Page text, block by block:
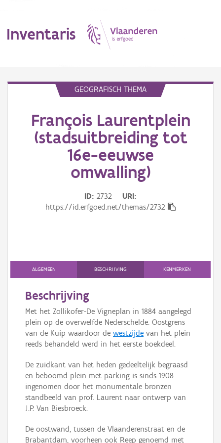
Inventaris
Erfgoedobject
Aanduidingsobject
Hergebruik
Aanmelden
GEOGRAFISCH THEMA
François Laurentplein
(stadsuitbreiding tot
16e-eeuwse
omwalling)
ID 2732
URI
https://id.erfgoed.net/themas/2732
ALGEMEEN BESCHRIJVING KENMERKEN
Beschrijving
Met het Zollikofer-De Vigneplan in 1884 aangelegd
plein op de overwelfde Nederschelde. Oostgrens
van de Kuip waardoor de westzijde van het plein
reeds behandeld werd in het eerste boekdeel.
De zuidkant van het heden gedeeltelijk begraasd
en beboomd plein met parking is sinds 1908
ingenomen door het monumentale bronzen
standbeeld van prof. Laurent naar ontwerp van
J.P. Van Biesbroeck.
De oostwand, tussen de Vlaanderenstraat en de
Brabantdam, voorheen ook Reep genoemd met